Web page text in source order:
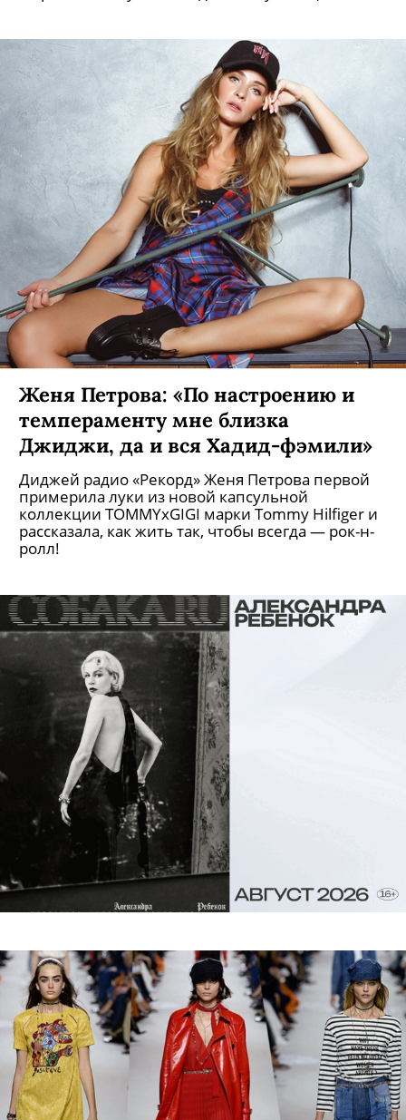
Женя Петрова: «По настроению и
темпераменту мне близка
Джиджи, да и вся Хадид-фэмили»
Диджей радио «Рекорд» Женя Петрова первой
примерила луки из новой капсульной
коллекции TOMMYxGIGI марки Tommy Hilfiger и
рассказала, как жить так, чтобы всегда — рок-н-
ролл!